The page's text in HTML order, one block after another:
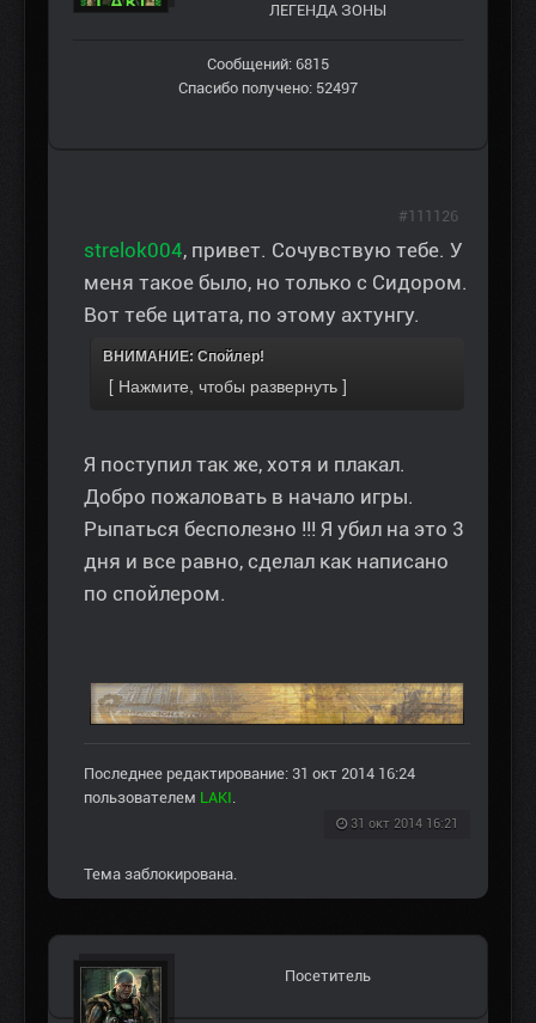
ЛЕГЕНДА ЗОНЫ
Сообщений: 6815
Спасибо получено: 52497
strelok004, привет. Сочувствую тебе. У
меня такое было, но только с Сидором.
Вот тебе цитата, по этому ахтунгу.
ВНИМАНИЕ: Спойлер!
Я поступил так же, хотя и плакал.
Добро пожаловать в начало игры.
Рыпаться бесполезно !!! Я убил на это 3
дня и все равно, сделал как написано
по спойлером.
Последнее редактирование: 31 окт 2014 16:24
пользователем LAKI.
31 окт 2014 16:21
#111126
Тема заблокирована.
Посетитель